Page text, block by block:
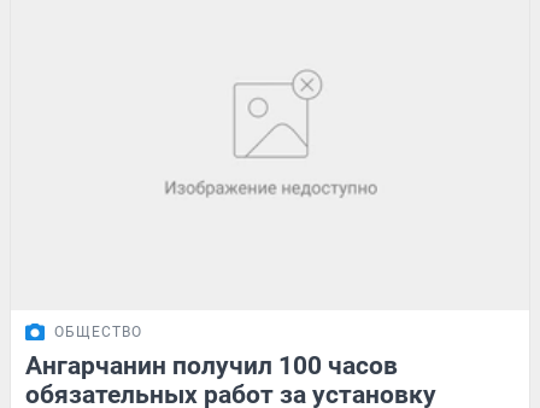
ОБЩЕСТВО
Ангарчанин получил 100 часов
обязательных работ за установку